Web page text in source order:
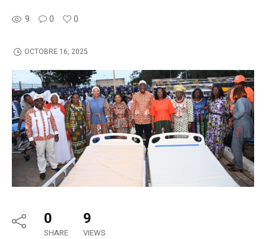
9 0 0
OCTOBRE 16, 2025
0
SHARE
9
VIEWS